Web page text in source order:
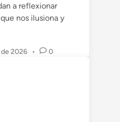
a reflexionar
nos ilusiona y
2026 • 0